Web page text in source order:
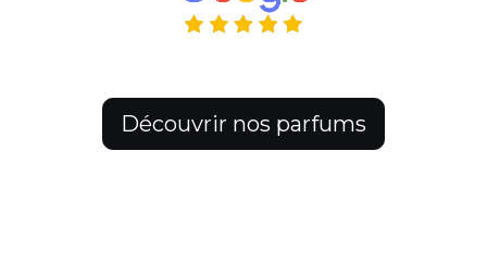
Découvrir nos parfums